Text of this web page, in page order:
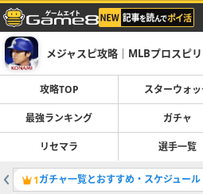
メジャスピ攻略｜MLBプロスピ
攻略TOP スターウォッ
最強ランキング ガチャ
リセマラ 選手一覧
1ガチャ一覧とおすすめ・スケジュール